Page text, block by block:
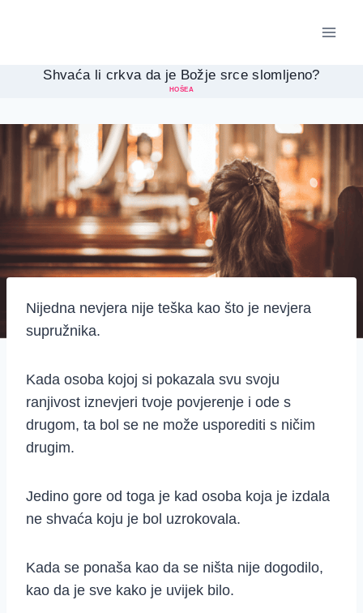
Shvaća li crkva da je Božje srce slomljeno?
HOŠEA
Nijedna nevjera nije teška kao što je nevjera
supružnika.
Kada osoba kojoj si pokazala svu svoju
ranjivost iznevjeri tvoje povjerenje i ode s
drugom, ta bol se ne može usporediti s ničim
drugim.
Jedino gore od toga je kad osoba koja je izdala
ne shvaća koju je bol uzrokovala.
Kada se ponaša kao da se ništa nije dogodilo,
kao da je sve kako je uvijek bilo.